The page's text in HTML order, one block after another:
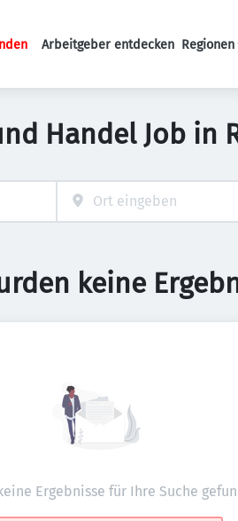
Haupt-Navigation
Arbeitgeber entdecken Regionen
Handel Job in
keine
Ergebnisse für Ihre Suche